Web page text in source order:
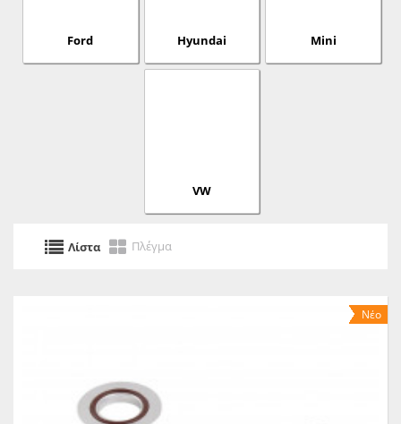
Ford Hyundai Mini
VW
Λίστα Πλέγμα
Νέο